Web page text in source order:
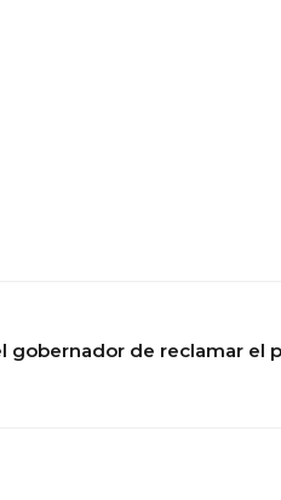
gobernador de reclamar el